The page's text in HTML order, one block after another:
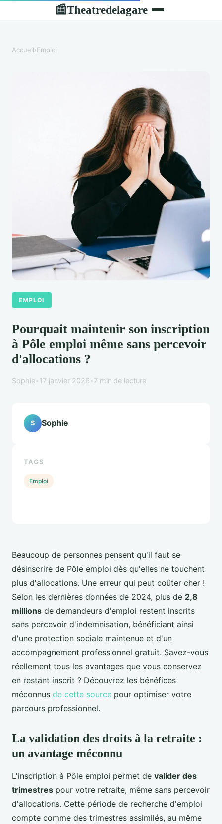
📰Theatredelagare
Accueil›Emploi
EMPLOI
Pourquait maintenir son inscription
à Pôle emploi même sans percevoir
d'allocations ?
Sophie•17 janvier 2026•7 min de lecture
Beaucoup de personnes pensent qu'il faut se
désinscrire de Pôle emploi dès qu'elles ne touchent
plus d'allocations. Une erreur qui peut coûter cher !
Selon les dernières données de 2024, plus de 2,8
millions de demandeurs d'emploi restent inscrits
sans percevoir d'indemnisation, bénéficiant ainsi
d'une protection sociale maintenue et d'un
accompagnement professionnel gratuit. Savez-vous
réellement tous les avantages que vous conservez
en restant inscrit ? Découvrez les bénéfices
méconnus de cette source pour optimiser votre
parcours professionnel.
La validation des droits à la retraite :
un avantage méconnu
L'inscription à Pôle emploi permet de valider des
trimestres pour votre retraite, même sans percevoir
d'allocations. Cette période de recherche d'emploi
compte comme des trimestres assimilés, au même
S Sophie
TAGS
Emploi